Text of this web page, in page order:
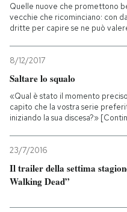
Quelle nuove che promettono
vecchie che ricominciano: con
dritte per capire se ne può
8/12/2017
Saltare lo squalo
«Qual è stato il momento
capito che la vostra serie
iniziando la sua discesa?»
23/7/2016
Il trailer della settima
Walking Dead”